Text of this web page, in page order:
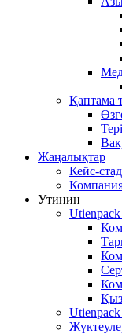
Қаптама
Жаңалықтар
Кейс-
Утинин